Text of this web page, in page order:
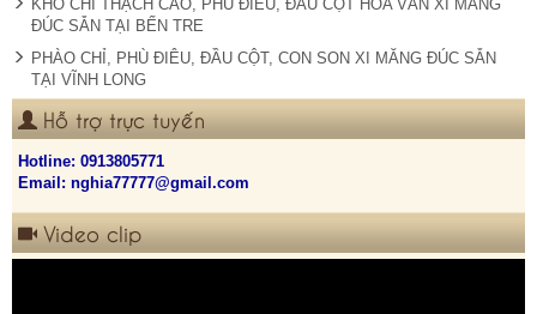
KHO CHỈ THẠCH CAO, PHÙ ĐIÊU, ĐẤU CỘT HOA VĂN XI MĂNG
ĐÚC SẴN TẠI BẾN TRE
PHÀO CHỈ, PHÙ ĐIÊU, ĐẦU CỘT, CON SON XI MĂNG ĐÚC SẴN
TẠI VĨNH LONG
Hỗ trợ trực tuyến
Hotline: 0913805771
Email: nghia77777@gmail.com
Video clip